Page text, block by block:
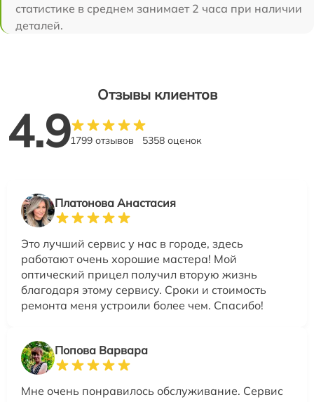
статистике в среднем занимает 2 часа при наличии
деталей.
Отзывы клиентов
4.91799 отзывов 5358 оценок
Платонова Анастасия
Это лучший сервис у нас в городе, здесь
работают очень хорошие мастера! Мой
оптический прицел получил вторую жизнь
благодаря этому сервису. Сроки и стоимость
ремонта меня устроили более чем. Спасибо!
Попова Варвара
Мне очень понравилось обслуживание. Сервис